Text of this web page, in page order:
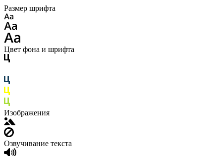
Размер шрифта
Цвет фона и шрифта
Изображения
Озвучивание текста